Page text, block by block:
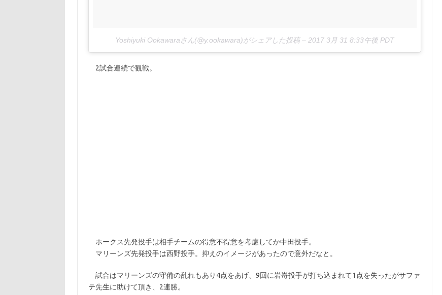
Yoshiyuki Ookawaraさん(@y.ookawara)がシェアした投稿 – 2017 3月 31 8:33午後 PDT
2試合連続で観戦。
ホークス先発投手は相手チームの得意不得意を考慮してか中田投手。
マリーンズ先発投手は西野投手。抑えのイメージがあったので意外だなと。
試合はマリーンズの守備の乱れもあり4点をあげ、9回に岩嵜投手が打ち込まれて1点を失ったがサファ
テ先生に助けて頂き、2連勝。